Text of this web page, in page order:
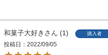
和菓子大好き 1 購入者
投稿日
2022/09/05